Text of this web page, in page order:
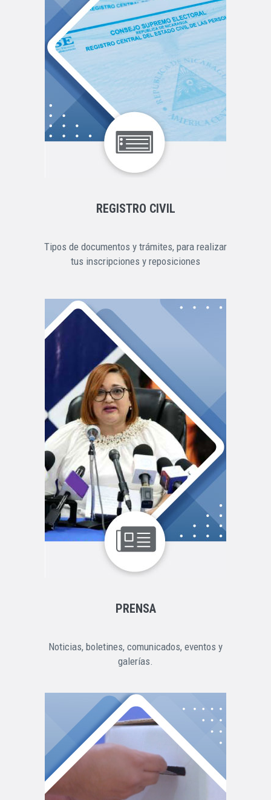
REGISTRO CIVIL
Tipos de documentos y trámites, para realizar
tus inscripciones y reposiciones
PRENSA
Noticias, boletines, comunicados, eventos y
galerías.